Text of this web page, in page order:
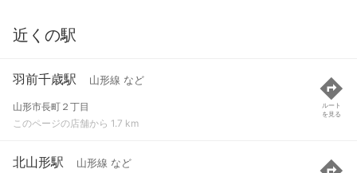
近くの駅
羽前千歳駅 山形線 など
山形市長町２丁目
このページの店舗から 1.7 km
ルート
を見る
北山形駅 山形線 など